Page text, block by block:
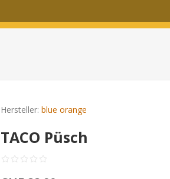
Hersteller: blue orange
TACO Püsch